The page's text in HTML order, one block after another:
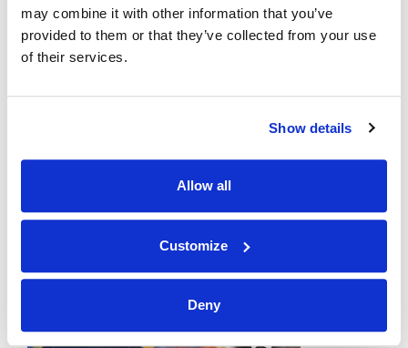
may combine it with other information that you’ve
provided to them or that they’ve collected from your use
of their services.
Show details
Allow all
Customize
Deny
VERTEIDIGUNGSSTREITMACHT AUS ZEHN NATIONEN
11 Mai 2018 Nachrichtenredaktion
, 16. März 2018). Aus seiner wachsenden
Verteidigungsinitiative anzuführen